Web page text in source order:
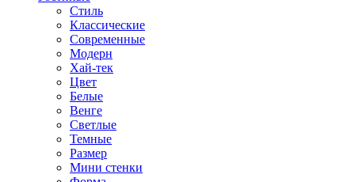
Стиль
Классические
Современные
Модерн
Хай-тек
Цвет
Белые
Венге
Светлые
Темные
Размер
Мини стенки